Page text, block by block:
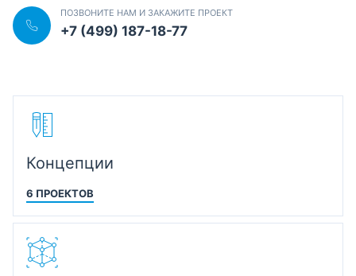
ПОЗВОНИТЕ НАМ И ЗАКАЖИТЕ ПРОЕКТ
+7 (499) 187-18-77
Концепции
6 ПРОЕКТОВ